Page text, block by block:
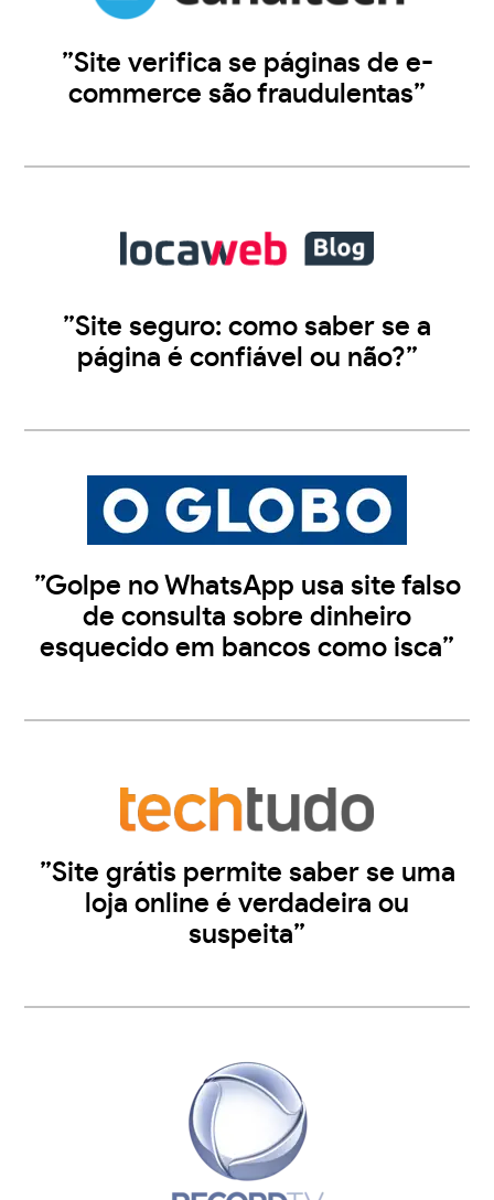
”Site verifica se páginas de e-
commerce são fraudulentas”
”Site seguro: como saber se a
página é confiável ou não?”
”Golpe no WhatsApp usa site falso
de consulta sobre dinheiro
esquecido em bancos como isca”
”Site grátis permite saber se uma
loja online é verdadeira ou
suspeita”